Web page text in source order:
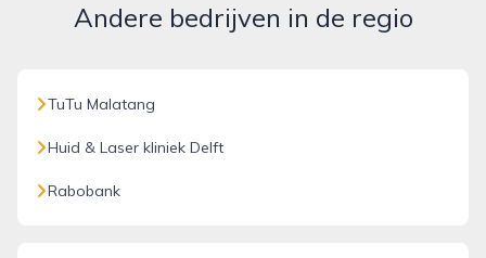
Andere bedrijven in de regio
TuTu Malatang
Huid & Laser kliniek Delft
Rabobank